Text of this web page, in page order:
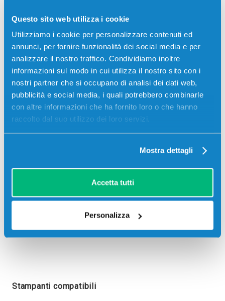
Questo sito web utilizza i cookie
Utilizziamo i cookie per personalizzare contenuti ed
annunci, per fornire funzionalità dei social media e per
analizzare il nostro traffico. Condividiamo inoltre
informazioni sul modo in cui utilizza il nostro sito con i
nostri partner che si occupano di analisi dei dati web,
pubblicità e social media, i quali potrebbero combinarle
con altre informazioni che ha fornito loro o che hanno
raccolto dal suo utilizzo dei loro servizi.
Mostra dettagli
Accetta tutti
Personalizza
PHASER 4600N, Xerox PHASER 4600NM, Xerox
PHASER 4620, Xerox PHASER 4620DN, Xerox
PHASER 4620DNM, etc.
Recensioni
Stampanti compatibili